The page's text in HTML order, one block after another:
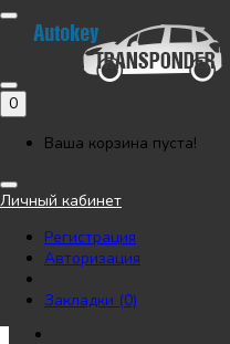
Позвонить
Напишите нам в Telegram
Автоключи
Все разделы
0
Ваша корзина пуста!
Личный кабинет
Регистрация
Авторизация
Закладки (0)